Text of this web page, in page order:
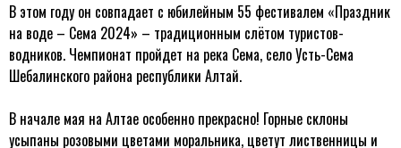
В этом году он совпадает с юбилейным 55 фестивалем «Праздник
на воде – Сема 2024» – традиционным слётом туристов-
водников. Чемпионат пройдет на река Сема, село Усть-Сема
Шебалинского района республики Алтай.
В начале мая на Алтае особенно прекрасно! Горные склоны
усыпаны розовыми цветами моральника, цветут лиственницы и